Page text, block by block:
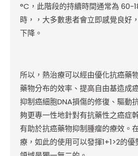
°C，此階段的持續時間通常為 60-
時，，大多數患者會立即感覺良好
下降。
所以，熱治療可以經由優化抗癌藥
藥物分布的效率、提高自由基造成
抑制癌細胞DNA損傷的修復、驅動
夠更專一性地針對有抗藥性之癌症
有助於抗癌藥物抑制腫瘤的療效。
療，如此的使用可以發揮1+1>2的